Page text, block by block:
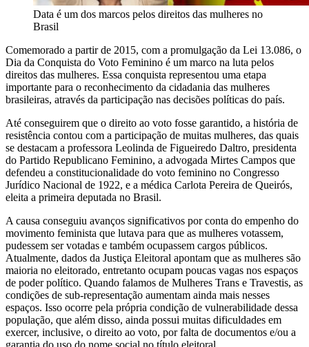
Data é um dos marcos pelos direitos das mulheres no
Brasil
Comemorado a partir de 2015, com a promulgação da Lei 13.086, o
Dia da Conquista do Voto Feminino é um marco na luta pelos
direitos das mulheres. Essa conquista representou uma etapa
importante para o reconhecimento da cidadania das mulheres
brasileiras, através da participação nas decisões políticas do país.
Até conseguirem que o direito ao voto fosse garantido, a história de
resistência contou com a participação de muitas mulheres, das quais
se destacam a professora Leolinda de Figueiredo Daltro, presidenta
do Partido Republicano Feminino, a advogada Mirtes Campos que
defendeu a constitucionalidade do voto feminino no Congresso
Jurídico Nacional de 1922, e a médica Carlota Pereira de Queirós,
eleita a primeira deputada no Brasil.
A causa conseguiu avanços significativos por conta do empenho do
movimento feminista que lutava para que as mulheres votassem,
pudessem ser votadas e também ocupassem cargos públicos.
Atualmente, dados da Justiça Eleitoral apontam que as mulheres são
maioria no eleitorado, entretanto ocupam poucas vagas nos espaços
de poder político. Quando falamos de Mulheres Trans e Travestis, as
condições de sub-representação aumentam ainda mais nesses
espaços. Isso ocorre pela própria condição de vulnerabilidade dessa
população, que além disso, ainda possui muitas dificuldades em
exercer, inclusive, o direito ao voto, por falta de documentos e/ou a